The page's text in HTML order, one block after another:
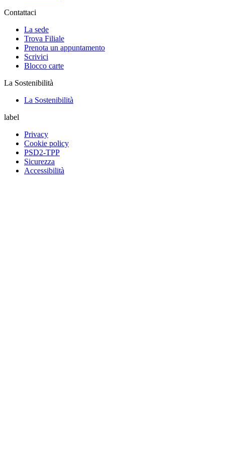
Contattaci
La sede
Trova Filiale
Prenota un appuntamento
Scrivici
Blocco carte
La Sostenibilità
La Sostenibilità
label
Privacy
Cookie policy
PSD2-TPP
Sicurezza
Accessibilità